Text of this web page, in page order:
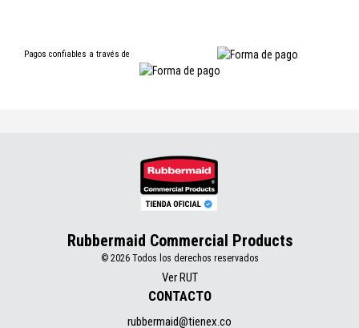
Pagos confiables a través de
Rubbermaid Commercial Products
© 2026 Todos los derechos reservados
Ver RUT
CONTACTO
rubbermaid@tienex.co